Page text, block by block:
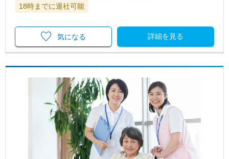
18時までに退社可能
詳細を見る
気になる